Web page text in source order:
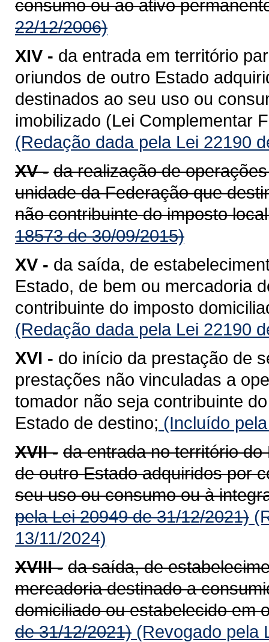
consumo ou ao ativo
22/12/2006)
XIV - da entrada em território
oriundos de outro Estado
destinados ao seu uso ou
imobilizado (Lei Complementar
(Redação dada pela Lei 22190
XV - da realização de
unidade da Federação que
não contribuinte do imposto
18573 de 30/09/2015)
XV - da saída, de
Estado, de bem ou mercadoria
contribuinte do imposto
(Redação dada pela Lei 22190
XVI - do início da prestação de
prestações não vinculadas a
tomador não seja contribuinte
Estado de destino; (Incluído
XVII - da entrada no território
de outro Estado adquiridos por
seu uso ou consumo ou à
pela Lei 20949 de 31/12/2021)
13/11/2024)
XVIII - da saída, de
mercadoria destinado a
domiciliado ou estabelecido em
de 31/12/2021) (Revogado pela